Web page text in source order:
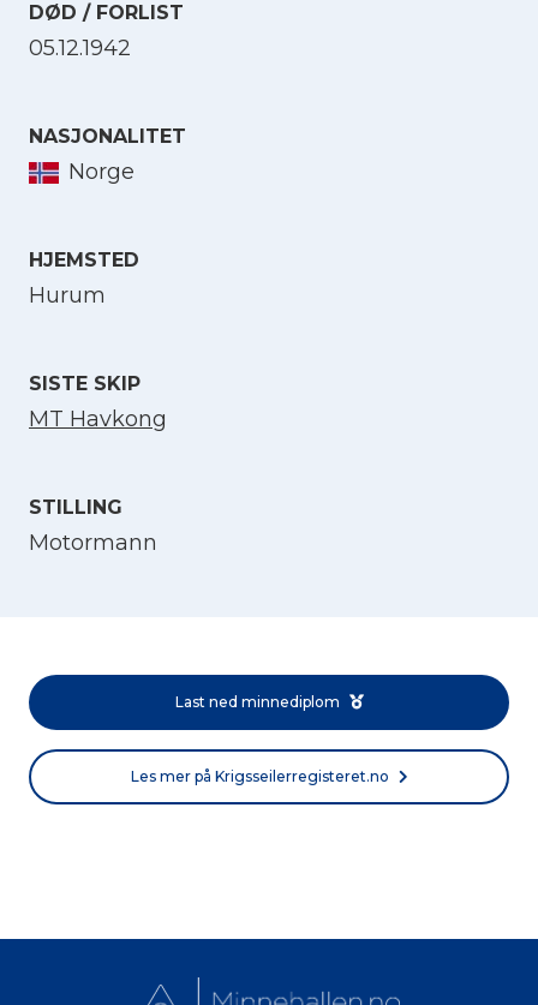
DØD / FORLIST
05.12.1942
NASJONALITET
Norge
HJEMSTED
Hurum
SISTE SKIP
MT Havkong
STILLING
Motormann
Last ned minnediplom
Les mer på Krigsseilerregisteret.no